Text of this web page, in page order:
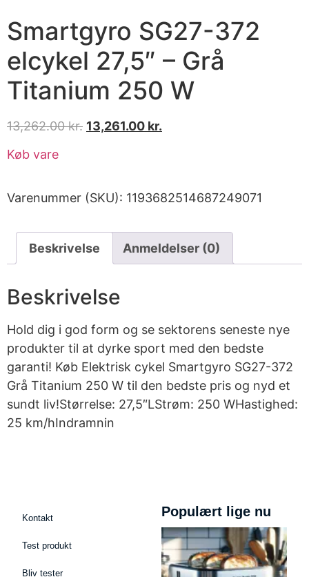
Smartgyro SG27-372
elcykel 27,5″ – Grå
Titanium 250 W
13,262.00kr. 13,261.00 kr.
Køb vare
Varenummer (SKU): 1193682514687249071
Beskrivelse Anmeldelser (0)
Beskrivelse
Hold dig i god form og se sektorens seneste nye
produkter til at dyrke sport med den bedste
garanti! Køb Elektrisk cykel Smartgyro SG27-372
Grå Titanium 250 W til den bedste pris og nyd et
sundt liv!Størrelse: 27,5″LStrøm: 250 WHastighed:
25 km/hIndramnin
Kontakt
Test produkt
Bliv tester
Populært lige nu